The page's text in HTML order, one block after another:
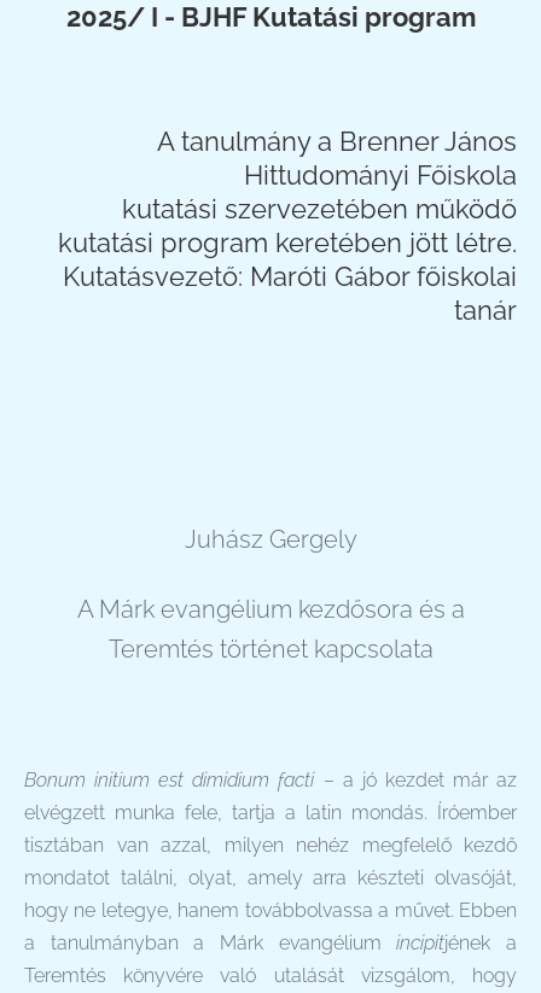
2025/ I - BJHF Kutatási program
A tanulmány a Brenner János
Hittudományi Főiskola
kutatási szervezetében működő
kutatási program keretében jött létre.
Kutatásvezető: Maróti Gábor főiskolai
tanár
Juhász Gergely
A Márk evangélium kezdősora és a
Teremtés történet kapcsolata
Bonum initium est dimidium facti – a jó kezdet már az
elvégzett munka fele, tartja a latin mondás. Íróember
tisztában van azzal, milyen nehéz megfelelő kezdő
mondatot találni, olyat, amely arra készteti olvasóját,
hogy ne letegye, hanem továbbolvassa a művet. Ebben
a tanulmányban a Márk evangéliumincipitjének a
Teremtés könyvére való utalását vizsgálom, hogy